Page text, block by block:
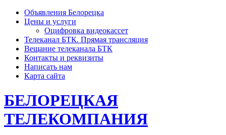
Объявления Белорецка
Цены и услуги
Оцифровка видеокассет
Телеканал БТК. Прямая трансляция
Вещание телеканала БТК
Контакты и реквизиты
Написать нам
Карта сайта
БЕЛОРЕЦКАЯ
ТЕЛЕКОМПАНИЯ